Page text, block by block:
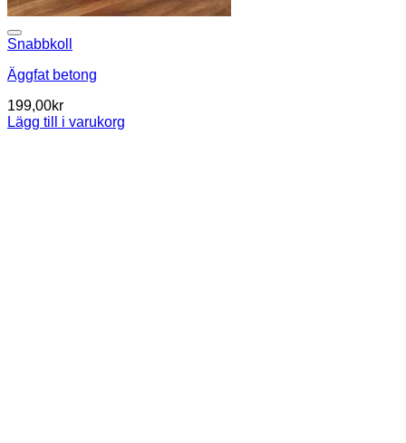
Snabbkoll
Äggfat betong
199,00kr
Lägg till i varukorg